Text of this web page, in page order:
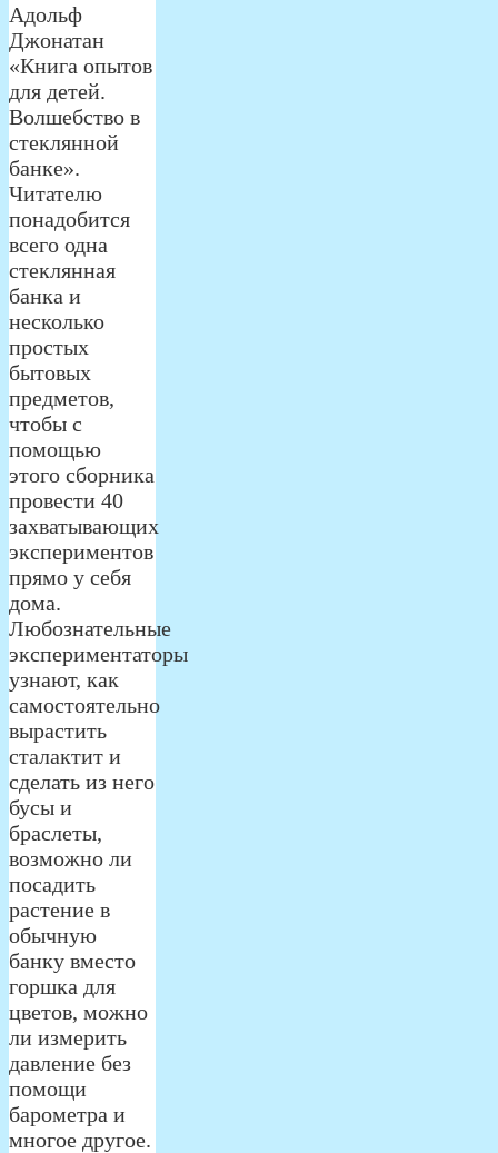
Адольф
Джонатан
«Книга опытов
для детей.
Волшебство в
стеклянной
банке».
Читателю
понадобится
всего одна
стеклянная
банка и
несколько
простых
бытовых
предметов,
чтобы с
помощью
этого сборника
провести 40
захватывающих
экспериментов
прямо у себя
дома.
Любознательные
экспериментаторы
узнают, как
самостоятельно
вырастить
сталактит и
сделать из него
бусы и
браслеты,
возможно ли
посадить
растение в
обычную
банку вместо
горшка для
цветов, можно
ли измерить
давление без
помощи
барометра и
многое другое.